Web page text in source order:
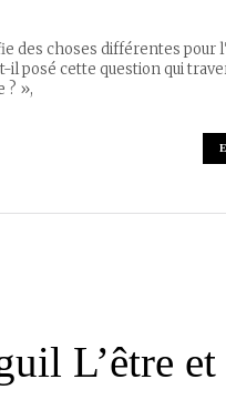
des choses différentes pour
il posé cette question qui
? »,
L’être